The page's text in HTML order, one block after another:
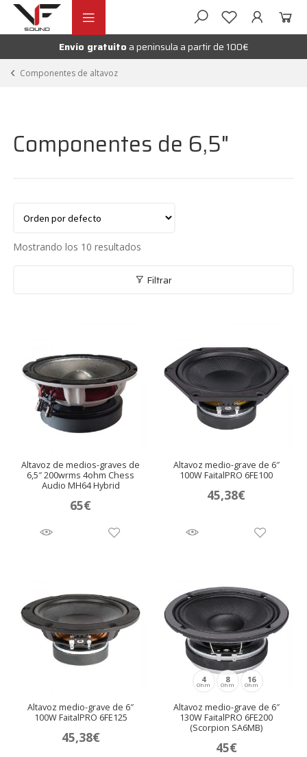
Ir
navegación
Ir
contenidoEnvío gratuito a peninsula a partir de 100€
Componentes de altavoz
Componentes de 6,5"
Mostrando los 10 resultados
Filtrar
Altavoz de medios-graves de
6,5″ 200wrms 4ohm Chess
Audio MH64 Hybrid
65€
Altavoz medio-grave de 6″
100W FaitalPRO 6FE100
45,38€
Altavoz medio-grave de 6″
100W FaitalPRO 6FE125
45,38€
4
Ohm
8
Ohm
16
Ohm
Altavoz medio-grave de 6″
130W FaitalPRO 6FE200
(Scorpion SA6MB)
45€